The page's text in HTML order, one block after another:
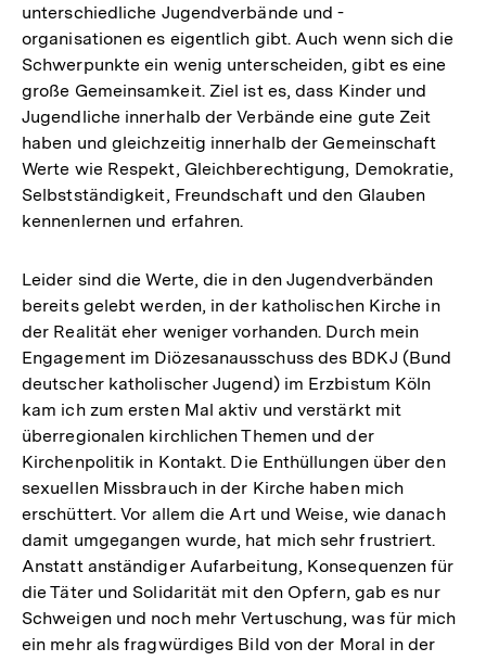
unterschiedliche Jugendverbände und -
organisationen es eigentlich gibt. Auch wenn sich die
Schwerpunkte ein wenig unterscheiden, gibt es eine
große Gemeinsamkeit. Ziel ist es, dass Kinder und
Jugendliche innerhalb der Verbände eine gute Zeit
haben und gleichzeitig innerhalb der Gemeinschaft
Werte wie Respekt, Gleichberechtigung, Demokratie,
Selbstständigkeit, Freundschaft und den Glauben
kennenlernen und erfahren.
Leider sind die Werte, die in den Jugendverbänden
bereits gelebt werden, in der katholischen Kirche in
der Realität eher weniger vorhanden. Durch mein
Engagement im Diözesanausschuss des BDKJ (Bund
deutscher katholischer Jugend) im Erzbistum Köln
kam ich zum ersten Mal aktiv und verstärkt mit
überregionalen kirchlichen Themen und der
Kirchenpolitik in Kontakt. Die Enthüllungen über den
sexuellen Missbrauch in der Kirche haben mich
erschüttert. Vor allem die Art und Weise, wie danach
damit umgegangen wurde, hat mich sehr frustriert.
Anstatt anständiger Aufarbeitung, Konsequenzen für
die Täter und Solidarität mit den Opfern, gab es nur
Schweigen und noch mehr Vertuschung, was für mich
ein mehr als fragwürdiges Bild von der Moral in der